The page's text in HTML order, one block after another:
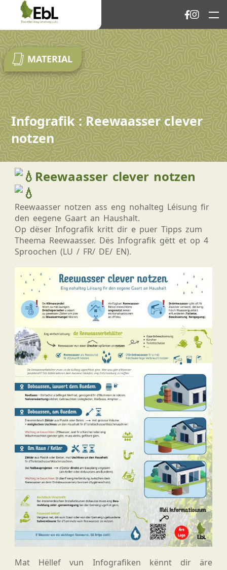
MATERIAL
Infografik : Reewaasser clever
notzen
Reewaasser clever notzen
Reewaasser notzen ass eng nohalteg Léisung fir
den eegene Gaart an Haushalt.
Op dëser Infografik kritt dir e puer Tipps zum
Theema Reewaasser. Dës Infografik gëtt et op 4
Sproochen (LU / FR/ DE/ EN).
Mat Hëllef vun Infografiken kënnt dir äre